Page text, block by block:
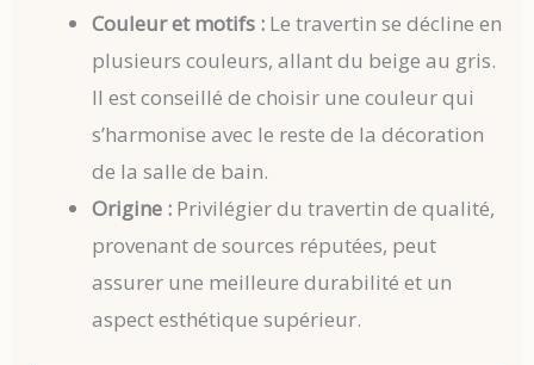
Couleur et motifs : Le travertin se décline en
plusieurs couleurs, allant du beige au gris.
Il est conseillé de choisir une couleur qui
s’harmonise avec le reste de la décoration
de la salle de bain.
Origine : Privilégier du travertin de qualité,
provenant de sources réputées, peut
assurer une meilleure durabilité et un
aspect esthétique supérieur.